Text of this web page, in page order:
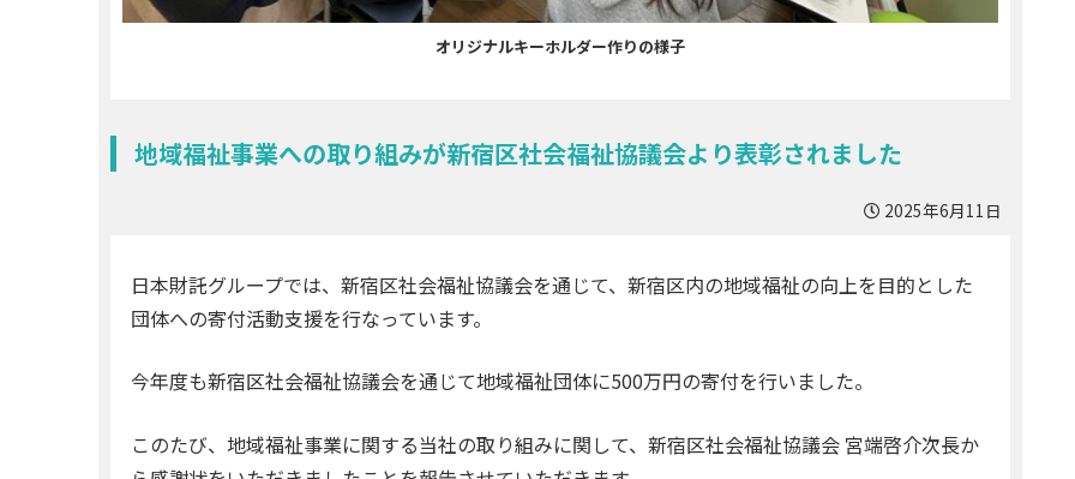
オリジナルキーホルダー作りの様子
地域福祉事業への取り組みが新宿区社会福祉協議会より表彰されました
2025年6月11日
日本財託グループでは、新宿区社会福祉協議会を通じて、新宿区内の地域福祉の向上を目的とした
団体への寄付活動支援を行なっています。
今年度も新宿区社会福祉協議会を通じて地域福祉団体に500万円の寄付を行いました。
このたび、地域福祉事業に関する当社の取り組みに関して、新宿区社会福祉協議会 宮端啓介次長か